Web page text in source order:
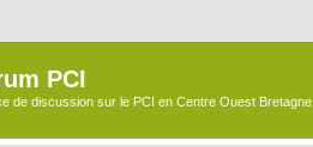
PCI
de discussion sur le PCI en Centre Ouest Bretagne